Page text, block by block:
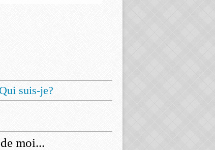
suis-je?
moi...